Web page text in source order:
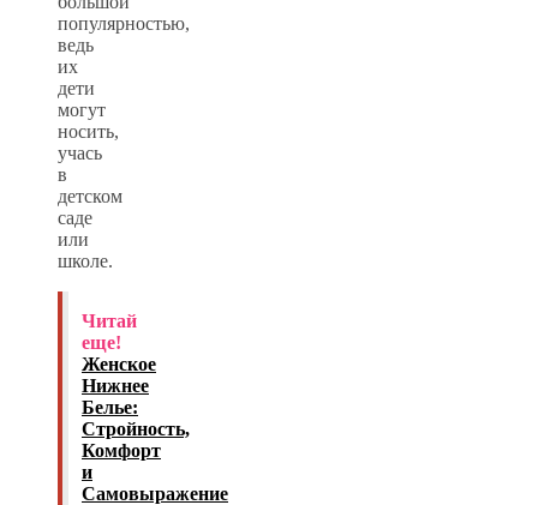
популярностью,
ведь
их
дети
могут
носить,
учась
в
детском
саде
или
школе.
Читай
еще!
Женское
Нижнее
Белье:
Стройность,
Комфорт
и
Самовыражение